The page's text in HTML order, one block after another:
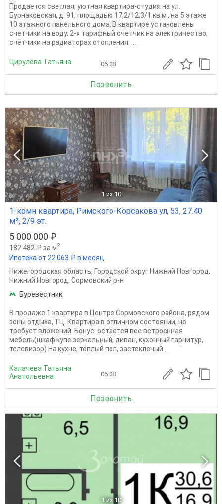
Продается светлая, уютная квартира-студия на ул.
Бурнаковская, д. 91, площадью 17,2/12,3/1 кв.м., на 5 этаже
10 этажного панельного дома. В квартире установлены
счетчики на воду, 2-х тарифный счетчик на электричество,
счётчики на радиаторах отопления. ...
Цирулёва Татьяна 06.08
Позвонить
1 из 10
1-комн квартира, Римского-Корсакова ул, 53, 27.40
м², 2/9 эт.
5 000 000 ₽
182 482 ₽ за м2
Ипотека от 22 063 ₽ в месяц
Нижегородская область, Городской округ Нижний Новгород,
Нижний Новгород, Сормовский р-н
Буревестник
В продаже 1 квартира в Центре Сормовского района, рядом
зоны отдыха, ТЦ. Квартира в отличном состоянии, не
требует вложений. Бонус: остаётся все встроенная
мебель(шкаф купе зеркальный, диван, кухонный гарнитур,
телевизор) На кухне, тёплый пол, застекленый...
Калачева Татьяна
Анатольевна
06.08
Позвонить
1 из 10